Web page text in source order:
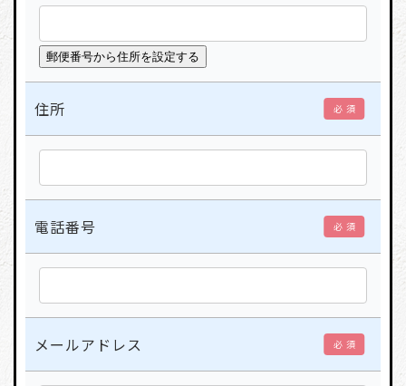
住所 必 須
電話番号 必 須
メールアドレス 必 須